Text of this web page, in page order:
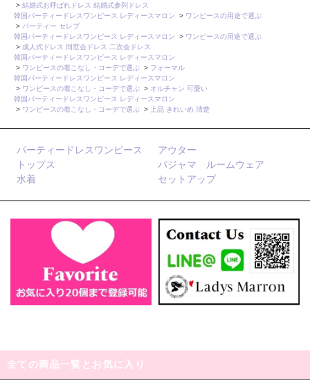
> 結婚式お呼ばれドレス 結婚式参列ドレス
韓国パーティードレスワンピース レディースマロン
> ワンピースの用途で選ぶ
> パーティー セレブ
韓国パーティードレスワンピース レディースマロン
> ワンピースの用途で選ぶ
> 成人式ドレス 同窓会ドレス 二次会ドレス
韓国パーティードレスワンピース レディースマロン
> ワンピースの着こなし・コーデで選ぶ > フォーマル
韓国パーティードレスワンピース レディースマロン
> ワンピースの着こなし・コーデで選ぶ > オルチャン 可愛い
韓国パーティードレスワンピース レディースマロン
> ワンピースの着こなし・コーデで選ぶ > 上品 きれいめ 清楚
パーティードレスワンピース
アウター
トップス
パジャマ ルームウェア
水着
セットアップ
全ての商品一覧とお気に入り